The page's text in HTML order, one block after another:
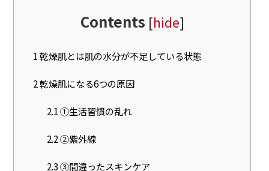
Contents [hide]
1乾燥肌とは肌の水分が不足している状態
2乾燥肌になる6つの原因
2.1①生活習慣の乱れ
2.2②紫外線
2.3③間違ったスキンケア